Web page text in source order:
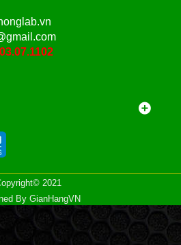
2021
By GianHangVN